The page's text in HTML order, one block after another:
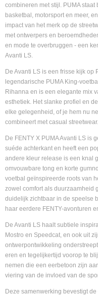
combineren met stijl. PUMA
basketbal, motorsport en meer,
impact van het merk op de
met ontwerpers en
en mode te overbruggen - een
Avanti LS.
De Avanti LS is een frisse kijk
legendarische PUMA King-
Rihanna en is een elegante mix
esthetiek. Het slanke profiel en
elke gelegenheid, of je hem nu
combineert met casual streetwear.
De FENTY X PUMA Avanti LS is
suéde achterkant en heeft een
andere kleur release is een knal
omvouwbare tong en korte
voetbal geïnspireerde roots van
zowel comfort als duurzaamheid
duidelijk zichtbaar in de speelse
haar eerdere FENTY-avonturen
De Avanti LS haalt subtiele
Mostro en Speedcat, en ook uit
ontwerpontwikkeling
eren en tegelijkertijd voorop te
nemen die een eerbetoon zijn
viering van de invloed van de
Deze samenwerking bevestigt